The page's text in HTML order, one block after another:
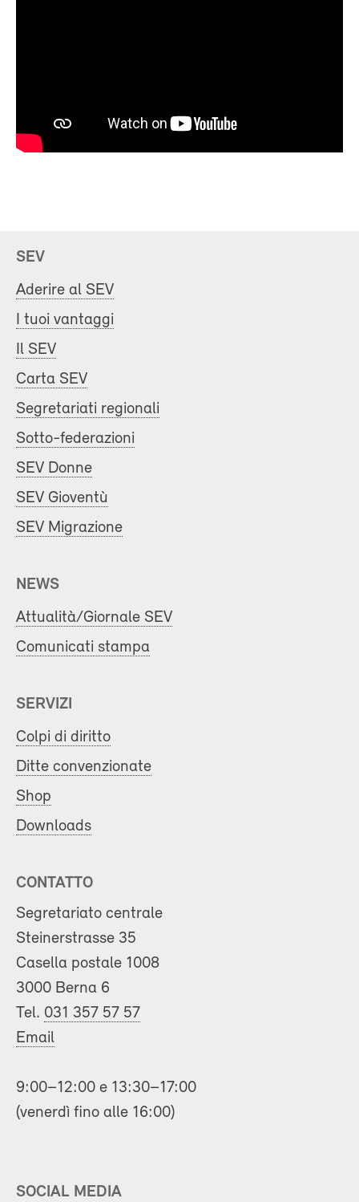
SEV
Aderire al SEV
I tuoi vantaggi
Il SEV
Carta SEV
Segretariati regionali
Sotto-federazioni
SEV Donne
SEV Gioventù
SEV Migrazione
NEWS
Attualità/Giornale SEV
Comunicati stampa
SERVIZI
Colpi di diritto
Ditte convenzionate
Shop
Downloads
CONTATTO
Segretariato centrale
Steinerstrasse 35
Casella postale 1008
3000 Berna 6
Tel. 031 357 57 57
Email
9:00–12:00 e 13:30–17:00
(venerdì fino alle 16:00)
SOCIAL MEDIA